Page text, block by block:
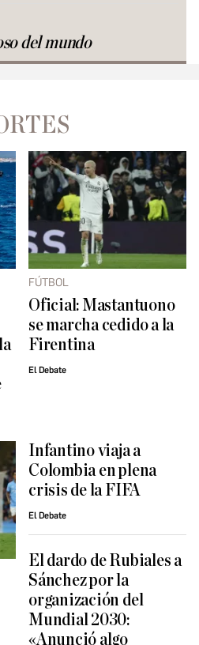
del mundo
FÚTBOL
Oficial: Mastantuono
se marcha cedido a la
Firentina
El Debate
Infantino viaja a
Colombia en plena
crisis de la FIFA
El Debate
El dardo de Rubiales a
Sánchez por la
organización del
Mundial 2030:
«Anunció algo